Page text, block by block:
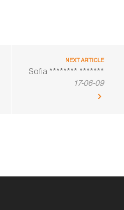
NEXT ARTICLE
Sofia ******** *******
17-06-09